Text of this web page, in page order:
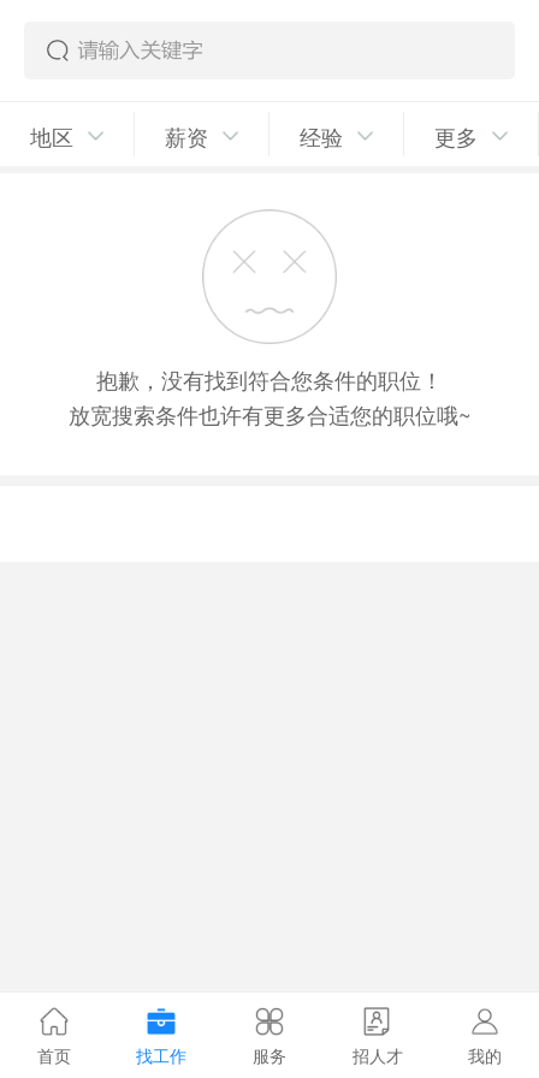
地区 薪资 经验 更多
抱歉，没有找到符合您条件的职位！
放宽搜索条件也许有更多合适您的职位哦~
首页 找工作 服务 招人才 我的